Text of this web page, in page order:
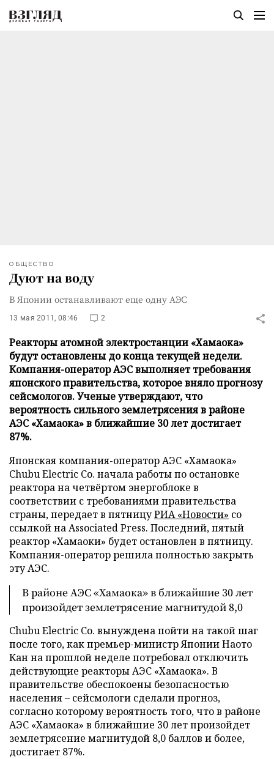
ОБЩЕСТВО
Дуют на воду
В Японии останавливают еще одну АЭС
13 мая 2011, 08:46 2
Реакторы атомной электростанции «Хамаока»
будут остановлены до конца текущей недели.
Компания-оператор АЭС выполняет требования
японского правительства, которое вняло прогнозу
сейсмологов. Ученые утверждают, что
вероятность сильного землетрясения в районе
АЭС «Хамаока» в ближайшие 30 лет достигает
87%.
Японская компания-оператор АЭС «Хамаока»
Chubu Electric Co. начала работы по остановке
реактора на четвёртом энергоблоке в
соответствии с требованиями правительства
страны, передает в пятницуРИА «Новости» со
ссылкой на Associated Press. Последний, пятый
реактор «Хамаоки» будет остановлен в пятницу.
Компания-оператор решила полностью закрыть
эту АЭС.
В районе АЭС «Хамаока» в ближайшие 30 лет
произойдет землетрясение магнитудой 8,0
Chubu Electric Co. вынуждена пойти на такой шаг
после того, как премьер-министр Японии Наото
Кан на прошлой неделе потребовал отключить
действующие реакторы АЭС «Хамаока». В
правительстве обеспокоены безопасностью
населения – сейсмологи сделали прогноз,
согласно которому вероятность того, что в районе
АЭС «Хамаока» в ближайшие 30 лет произойдет
землетрясение магнитудой 8,0 баллов и более,
достигает 87%.